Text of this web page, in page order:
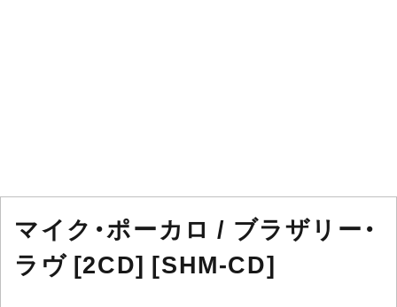
マイク・ポーカロ / ブラザリー・
ラヴ [2CD] [SHM-CD]